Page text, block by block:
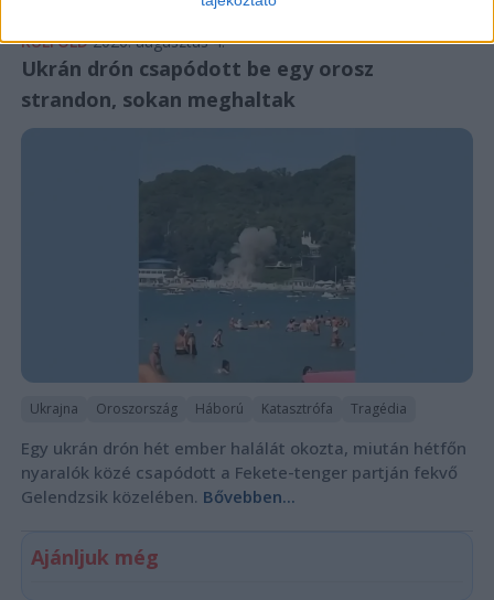
KÜLFÖLD 2026. augusztus 4.
Ukrán drón csapódott be egy orosz
strandon, sokan meghaltak
Ukrajna Oroszország Háború Katasztrófa Tragédia
Egy ukrán drón hét ember halálát okozta, miután hétfőn
nyaralók közé csapódott a Fekete-tenger partján fekvő
Gelendzsik közelében. Bővebben...
Ajánljuk még